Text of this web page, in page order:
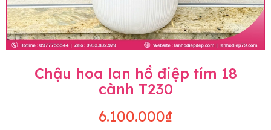
Chậu hoa lan hồ điệp tím 18
cành T230
6.100.000₫